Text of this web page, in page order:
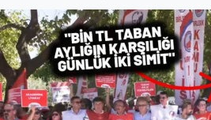
Forum
Gerçeğin İzinde
Gün Başlıyor